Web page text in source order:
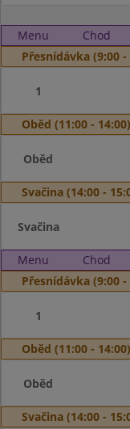
Menu Chod
Přesnídávka (9:00 -
1
Oběd (11:00 - 14:00)
Oběd
Svačina (14:00 -
Svačina
Menu Chod
Přesnídávka (9:00 -
1
Oběd (11:00 - 14:00)
Oběd
Svačina (14:00 -